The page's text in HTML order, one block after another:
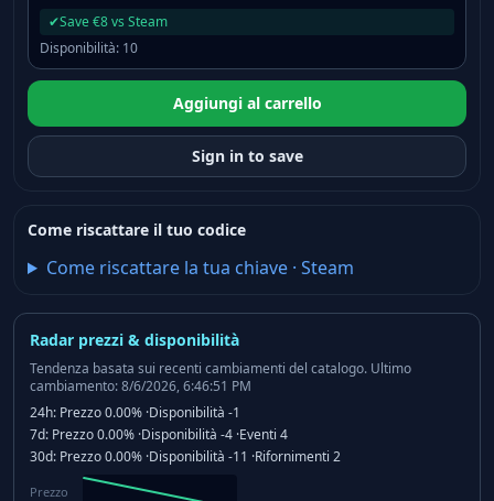
Radar prezzi & disponibilità
Tendenza basata sui recenti cambiamenti del catalogo. Ultimo
cambiamento: 8/6/2026, 6:46:51 PM
24h: Prezzo0.00% ·Disponibilità -1
7d: Prezzo0.00% ·Disponibilità -4 ·Eventi 4
30d: Prezzo0.00% ·Disponibilità -11 ·Rifornimenti 2
Prezzo
✔Save €8 vs Steam
Disponibilità: 10
Aggiungi al carrello
Sign in to save
Come riscattare il tuo codice
Come riscattare la tua chiave· Steam